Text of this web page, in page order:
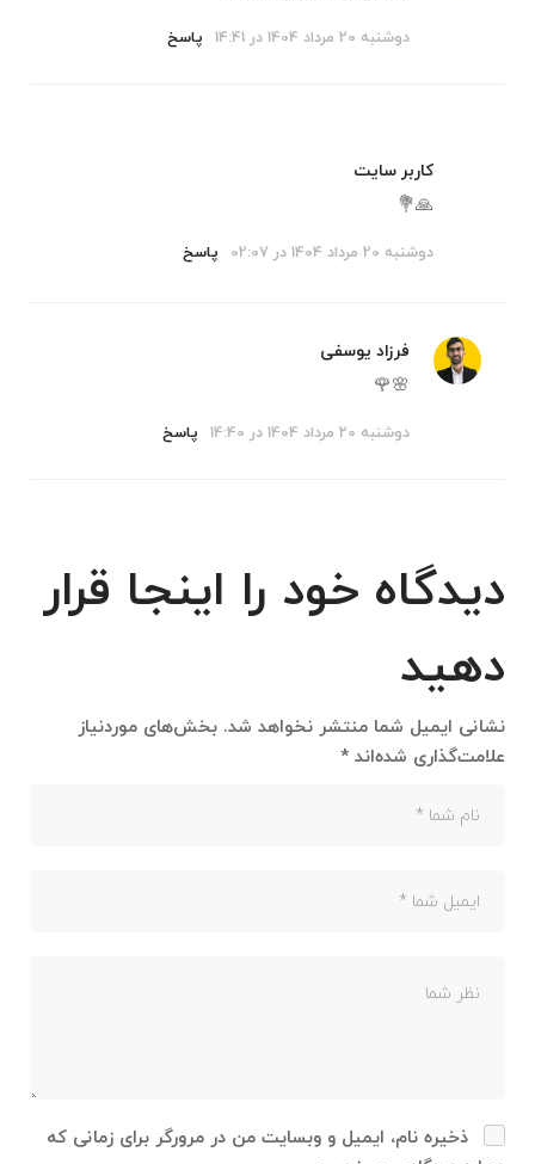
دوشنبه 20 مرداد 1404 در 14:41 پاسخ
کاربر سایت
🙏💐
دوشنبه 20 مرداد 1404 در 02:07 پاسخ
فرزاد یوسفی
🌸🌹
دوشنبه 20 مرداد 1404 در 14:40 پاسخ
دیدگاه خود را اینجا قرار
دهید
نشانی ایمیل شما منتشر نخواهد شد. بخش‌های موردنیاز
علامت‌گذاری شده‌اند *
ذخیره نام، ایمیل و وبسایت من در مرورگر برای زمانی که